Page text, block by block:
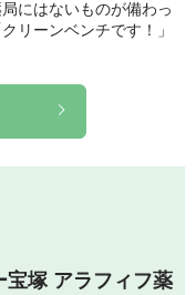
にはないものが備わっ
リーンベンチです！」
宝塚 アラフィフ薬